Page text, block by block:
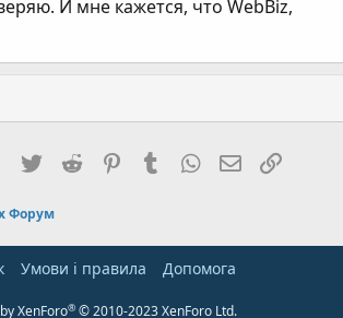
И мне кажется, что WebBiz,
Facebook
TwitterReddit PinterestTumblrWhatsApp
E-mail
Форум
Умови і правила Дoпoмoга
XenForo® © 2010-2023 XenForo Ltd.